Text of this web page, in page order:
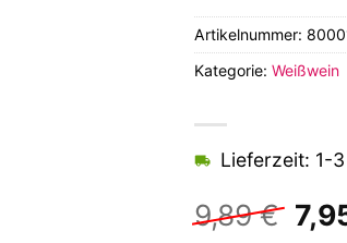
9,89€
Lieferzeit: 1-
Artikelnummer:
Kategorie:Weißwein